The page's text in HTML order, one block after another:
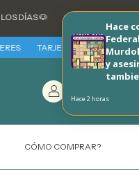
Hace
y
Hace 2 horas
🐶 💳 3 CUOTAS SIN INTERES
TARJETAS BBVA - VIERNES 7 Y
Registráte
CÓMO COMPRAR?